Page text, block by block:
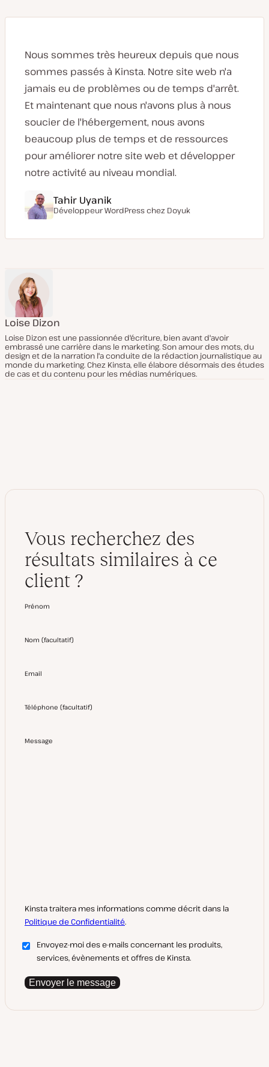
Nous sommes très heureux depuis que nous
sommes passés à Kinsta. Notre site web n'a
jamais eu de problèmes ou de temps d'arrêt.
Et maintenant que nous n'avons plus à nous
soucier de l'hébergement, nous avons
beaucoup plus de temps et de ressources
pour améliorer notre site web et développer
notre activité au niveau mondial.
Tahir Uyanik
Développeur WordPress chez Doyuk
Loise Dizon
Loise Dizon est une passionnée d'écriture, bien avant d'avoir
embrassé une carrière dans le marketing. Son amour des mots, du
design et de la narration l'a conduite de la rédaction journalistique au
monde du marketing. Chez Kinsta, elle élabore désormais des études
de cas et du contenu pour les médias numériques.
Vous recherchez des
résultats similaires à ce
client ?
Prénom
Nom (facultatif)
Email
Téléphone (facultatif)
Message
Kinsta traitera mes informations comme décrit dans la
Politique de Confidentialité.
Envoyez-moi des e-mails concernant les produits,
services, évènements et offres de Kinsta.
Envoyer le message